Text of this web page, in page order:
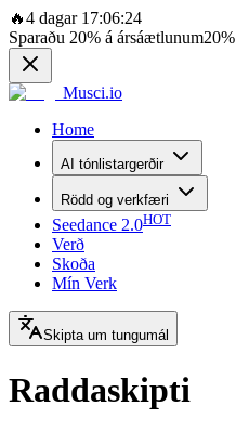
🔥4 dagar 17:06:24
Sparaðu 20% á ársáætlunum20%
Musci.io
Home
AI tónlistargerðir
Rödd og verkfæri
Seedance 2.0HOT
Verð
Skoða
Mín Verk
Skipta um tungumál
Raddaskipti